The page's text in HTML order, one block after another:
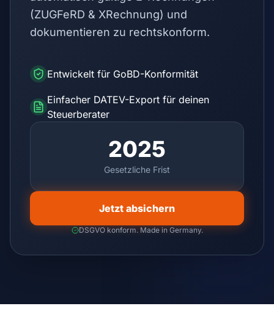
(ZUGFeRD & XRechnung) und
dokumentieren zu rechtskonform.
Entwickelt für GoBD-Konformität
Einfacher DATEV-Export für deinen
Steuerberater
2025
Gesetzliche Frist
Jetzt absichern
DSGVO konform. Made in Germany.